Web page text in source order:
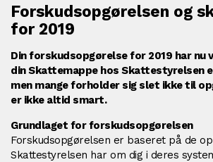
Forskudsopgørelsen og
for 2019
Din forskudsopgørelse for 2019 har
din Skattemappe hos Skattestyrelsen
men mange forholder sig slet ikke til
er ikke altid smart.
Grundlaget for forskudsopgørelsen
Forskudsopgørelsen er baseret på de
Skattestyrelsen har om dig i deres